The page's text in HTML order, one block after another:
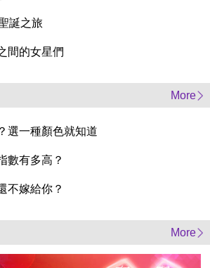
誕之旅
間的女星們
More
選一種顏色就知道
數有多高？
不嫁給你？
More